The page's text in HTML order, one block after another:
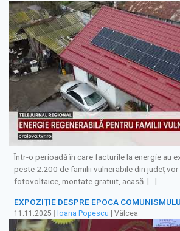
Într-o perioadă în care facturile la energie au
peste 2.200 de familii vulnerabile din județ
fotovoltaice, montate gratuit, acasă. […]
EXPOZIȚIE DESPRE EPOCA
11.11.2025 Ioana Popescu | Vâlcea